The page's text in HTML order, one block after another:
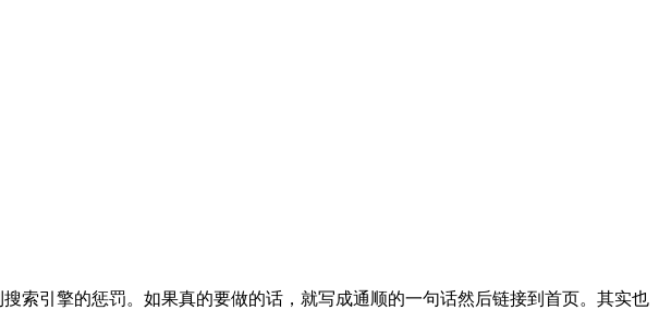
索引擎的惩罚。如果真的要做的话，就写成通顺的一句话然后链接到首页。其实也